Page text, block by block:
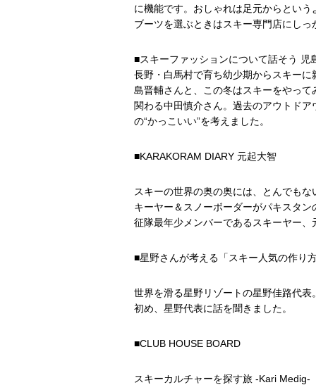
に機能です。おしゃれは足元からとい
ブーツを選ぶときはスキー専門店にし
■スキーファッションについて話そう 児
長野・白馬村で育ち幼少期からスキー
島晋輔さんと、この冬はスキーをやっ
関わる中田慎介さん。過去のアウトド
の“かっこいい”を考えました。
■KARAKORAM DIARY 元起大智
スキーの世界の奥の奥には、とんでも
キーヤー＆スノーボーダーがパキスタ
征隊最年少メンバーであるスキーヤー
■星野さんが考える「スキー人気の作り
世界を滑る星野リゾートの星野佳路代
初め、星野代表に話を聞きました。
■CLUB HOUSE BOARD
スキーカルチャーを探す旅 -Kari Medig-